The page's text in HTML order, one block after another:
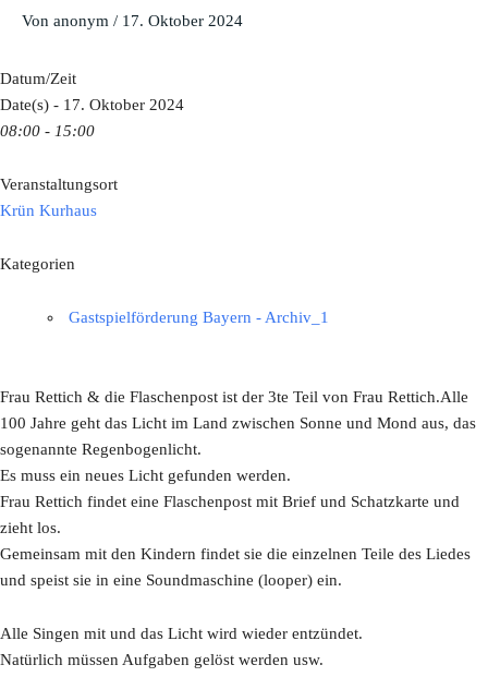
Von anonym / 17. Oktober 2024
Datum/Zeit
Date(s) - 17. Oktober 2024
08:00 - 15:00
Veranstaltungsort
Krün Kurhaus
Kategorien
Gastspielförderung Bayern - Archiv_1
Frau Rettich & die Flaschenpost ist der 3te Teil von Frau Rettich.Alle
100 Jahre geht das Licht im Land zwischen Sonne und Mond aus, das
sogenannte Regenbogenlicht.
Es muss ein neues Licht gefunden werden.
Frau Rettich findet eine Flaschenpost mit Brief und Schatzkarte und
zieht los.
Gemeinsam mit den Kindern findet sie die einzelnen Teile des Liedes
und speist sie in eine Soundmaschine (looper) ein.
Alle Singen mit und das Licht wird wieder entzündet.
Natürlich müssen Aufgaben gelöst werden usw.